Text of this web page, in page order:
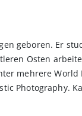
geboren. Er
Osten
mehrere World
Photography.